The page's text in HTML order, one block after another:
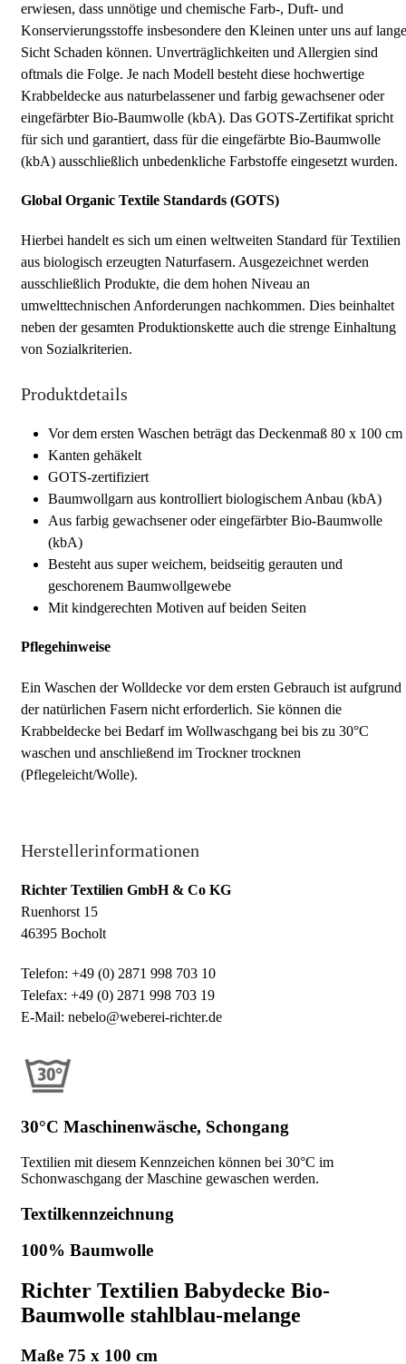
erwiesen, dass unnötige und chemische Farb-, Duft- und
Konservierungsstoffe insbesondere den Kleinen unter uns auf lange
Sicht Schaden können. Unverträglichkeiten und Allergien sind
oftmals die Folge. Je nach Modell besteht diese hochwertige
Krabbeldecke aus naturbelassener und farbig gewachsener oder
eingefärbter Bio-Baumwolle (kbA). Das GOTS-Zertifikat spricht
für sich und garantiert, dass für die eingefärbte Bio-Baumwolle
(kbA) ausschließlich unbedenkliche Farbstoffe eingesetzt wurden.
Global Organic Textile Standards (GOTS)
Hierbei handelt es sich um einen weltweiten Standard für Textilien
aus biologisch erzeugten Naturfasern. Ausgezeichnet werden
ausschließlich Produkte, die dem hohen Niveau an
umwelttechnischen Anforderungen nachkommen. Dies beinhaltet
neben der gesamten Produktionskette auch die strenge Einhaltung
von Sozialkriterien.
Produktdetails
Vor dem ersten Waschen beträgt das Deckenmaß 80 x 100 cm
Kanten gehäkelt
GOTS-zertifiziert
Baumwollgarn aus kontrolliert biologischem Anbau (kbA)
Aus farbig gewachsener oder eingefärbter Bio-Baumwolle
(kbA)
Besteht aus super weichem, beidseitig gerauten und
geschorenem Baumwollgewebe
Mit kindgerechten Motiven auf beiden Seiten
Pflegehinweise
Ein Waschen der Wolldecke vor dem ersten Gebrauch ist aufgrund
der natürlichen Fasern nicht erforderlich. Sie können die
Krabbeldecke bei Bedarf im Wollwaschgang bei bis zu 30°C
waschen und anschließend im Trockner trocknen
(Pflegeleicht/Wolle).
Herstellerinformationen
Richter Textilien GmbH & Co KG
Ruenhorst 15
46395 Bocholt
Telefon: +49 (0) 2871 998 703 10
Telefax: +49 (0) 2871 998 703 19
E-Mail: nebelo@weberei-richter.de
30°C Maschinenwäsche, Schongang
Textilien mit diesem Kennzeichen können bei 30°C im
Schonwaschgang der Maschine gewaschen werden.
Textilkennzeichnung
100% Baumwolle
Richter Textilien Babydecke Bio-
Baumwolle stahlblau-melange
Maße 75 x 100 cm